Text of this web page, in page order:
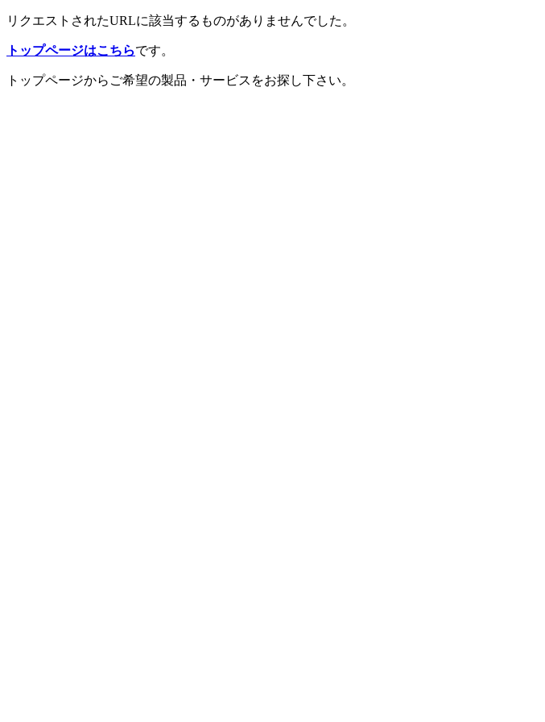
リクエストされたURLに該当するものがありませんでした。
トップページはこちらです。
トップページからご希望の製品・サービスをお探し下さい。